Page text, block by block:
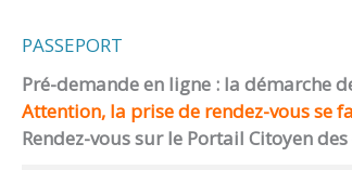
PASSEPORT
Pré-demande en ligne : la démarche
Attention, la prise de rendez-vous se
Rendez-vous sur le Portail Citoyen